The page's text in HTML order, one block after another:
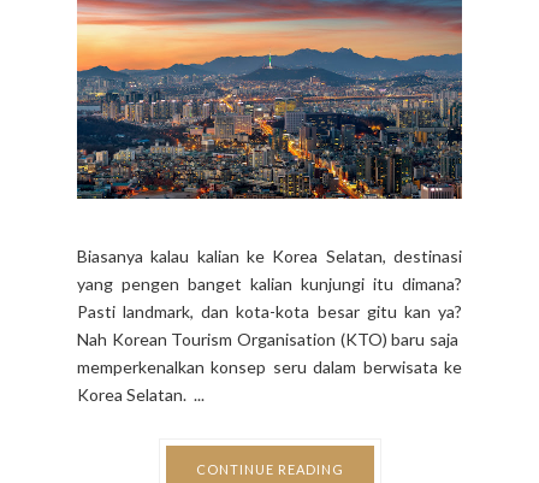
Biasanya kalau kalian ke Korea Selatan, destinasi
yang pengen banget kalian kunjungi itu dimana?
Pasti landmark, dan kota-kota besar gitu kan ya?
Nah Korean Tourism Organisation (KTO) baru saja
memperkenalkan konsep seru dalam berwisata ke
Korea Selatan. ...
CONTINUE READING